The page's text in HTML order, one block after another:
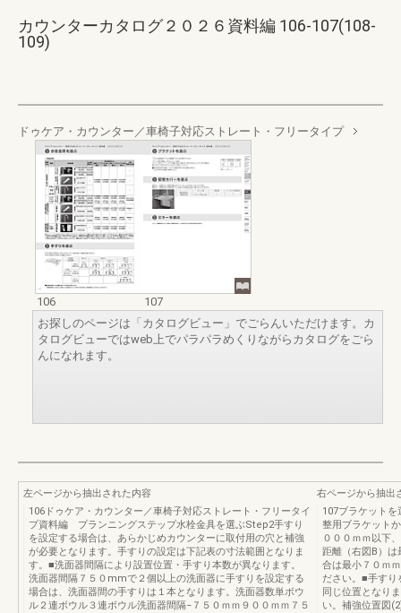
カウンターカタログ２０２６資料編 106-107(108-
109)
ドゥケア・カウンター／車椅子対応ストレート・フリータイプ
106
107
お探しのページは「カタログビュー」でごらんいただけます。カ
タログビューではweb上でパラパラめくりながらカタログをごら
んになれます。
左ページから抽出された内容
106ドゥケア・カウンター／車椅子対応ストレート・フリータイ
プ資料編 プランニングステップ水栓金具を選ぶStep2手すり
を設定する場合は、あらかじめカウンターに取付用の穴と補強
が必要となります。手すりの設定は下記表の寸法範囲となりま
す。■洗面器間隔により設置位置・手すり本数が異なります。
洗面器間隔７５０mmで２個以上の洗面器に手すりを設定する
場合は、洗面器間の手すりは１本となります。洗面器数単ボウ
ル２連ボウル３連ボウル洗面器間隔−７５０ｍｍ９００ｍｍ７５
右ページから抽出
107ブラケット
整用ブラケット
０００ｍｍ以下
距離（右図B）は
合は最小７０ｍ
ださい。■手すり
同じ位置となり
い。補強位置図